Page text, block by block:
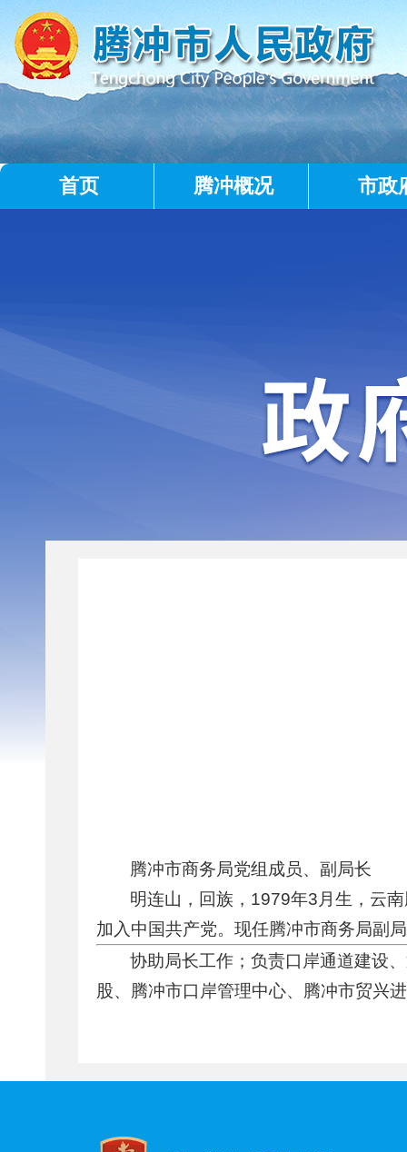
首页 腾冲概况 市政
腾冲市商务局党组成员、副局长
明连山，回族，1979年3月生，云
加入中国共产党。现任腾冲市商务局副
协助局长工作；负责口岸通道建设
股、腾冲市口岸管理中心、腾冲市贸兴